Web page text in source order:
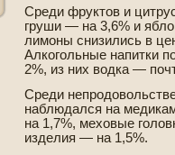
Среди фруктов и
груши — на 3,6% и
лимоны снизились в
Алкогольные напитки
2%, из них водка —
Среди
наблюдался на
на 1,7%, меховые
изде­лия — на 1,5%.